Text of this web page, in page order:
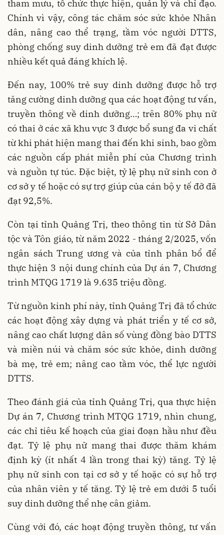
tham mưu, tổ chức thực hiện, quản lý và chỉ đạo.
Chính vì vậy, công tác chăm sóc sức khỏe Nhân
dân, nâng cao thể trạng, tầm vóc người DTTS,
phòng chống suy dinh dưỡng trẻ em đã đạt được
nhiều kết quả đáng khích lệ.
Đến nay, 100% trẻ suy dinh dưỡng được hỗ trợ
tăng cường dinh dưỡng qua các hoạt động tư vấn,
truyền thông về dinh dưỡng…; trên 80% phụ nữ
có thai ở các xã khu vực 3 được bổ sung đa vi chất
từ khi phát hiện mang thai đến khi sinh, bao gồm
các nguồn cấp phát miễn phí của Chương trình
và nguồn tự túc. Đặc biệt, tỷ lệ phụ nữ sinh con ở
cơ sở y tế hoặc có sự trợ giúp của cán bộ y tế đỡ đã
đạt 92,5%.
Còn tại tỉnh Quảng Trị, theo thông tin từ Sở Dân
tộc và Tôn giáo, từ năm 2022 - tháng 2/2025, vốn
ngân sách Trung ương và của tỉnh phân bổ để
thực hiện 3 nội dung chính của Dự án 7, Chương
trình MTQG 1719 là 9.635 triệu đồng.
Từ nguồn kinh phí này, tỉnh Quảng Trị đã tổ chức
các hoạt động xây dựng và phát triển y tế cơ sở,
nâng cao chất lượng dân số vùng đồng bào DTTS
và miền núi và chăm sóc sức khỏe, dinh dưỡng
bà mẹ, trẻ em; nâng cao tầm vóc, thể lực người
DTTS.
Theo đánh giá của tỉnh Quảng Trị, qua thực hiện
Dự án 7, Chương trình MTQG 1719, nhìn chung,
các chỉ tiêu kế hoạch của giai đoạn hầu như đều
đạt. Tỷ lệ phụ nữ mang thai được thăm khám
định kỳ (ít nhất 4 lần trong thai kỳ) tăng. Tỷ lệ
phụ nữ sinh con tại cơ sở y tế hoặc có sự hỗ trợ
của nhân viên y tế tăng. Tỷ lệ trẻ em dưới 5 tuổi
suy dinh dưỡng thể nhẹ cân giảm.
Cùng với đó, các hoạt động truyền thông, tư vấn